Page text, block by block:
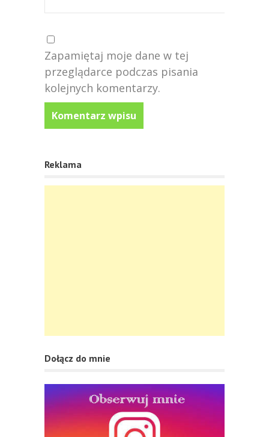
Zapamiętaj moje dane w tej
przeglądarce podczas pisania
kolejnych komentarzy.
Reklama
Dołącz do mnie